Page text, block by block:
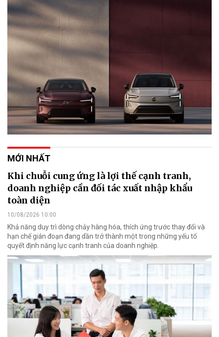
MỚI NHẤT
Khi chuỗi cung ứng là lợi thế cạnh tranh,
doanh nghiệp cần đối tác xuất nhập khẩu
toàn diện
10/08/2026 10:00
Khả năng duy trì dòng chảy hàng hóa, thích ứng trước thay đổi và
hạn chế gián đoạn đang dần trở thành một trong những yếu tố
quyết định năng lực cạnh tranh của doanh nghiệp.